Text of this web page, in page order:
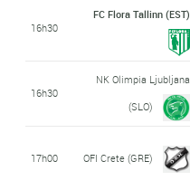
16h30
FC Flora Tallinn (EST)
16h30
NK Olimpia Ljubljana
(SLO)
17h00 OFI Crete (GRE)